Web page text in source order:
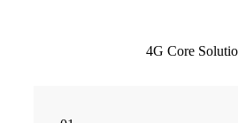
4G Core